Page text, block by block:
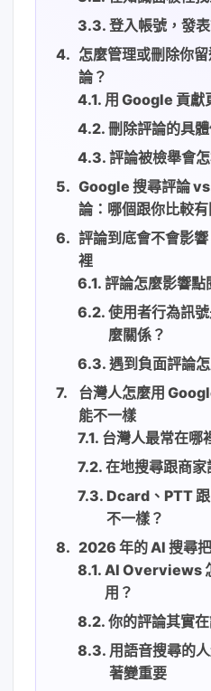
登入帳號，發
怎麼管理或刪除你
論？
用 Google 貢獻
刪除評論的具
評論被檢舉會
Google 搜尋評論
論：哪個跟你比較有
評論到底會不會影
裡
評論怎麼影響點
使用者行為訊
麼關係？
遇到負面評論
台灣人怎麼用
能不一樣
台灣人最常在哪
在地搜尋跟商
Dcard、PTT
不一樣？
2026 年的 AI 搜尋
AI Overviews
用？
你的評論其實
用語音搜尋的
著變重要